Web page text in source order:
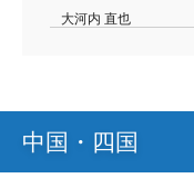
大河内 直也
中国・四国